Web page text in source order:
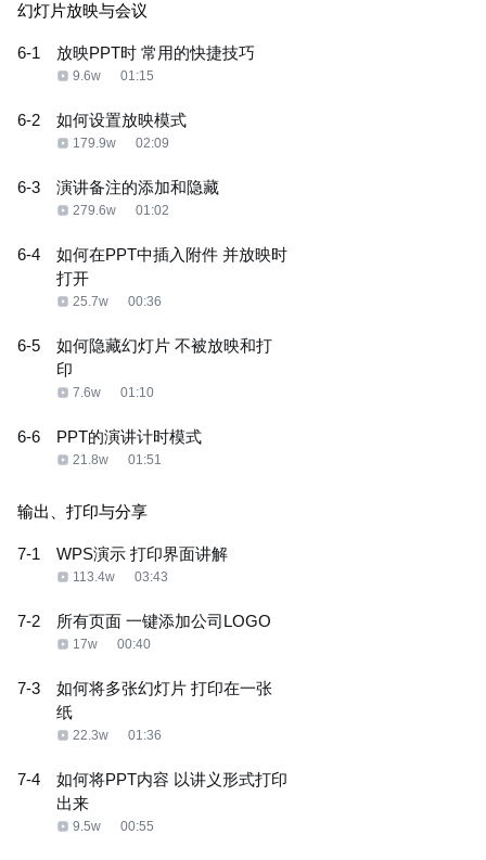
幻灯片放映与会议
6-1 放映PPT时 常用的快捷技巧
9.6w 01:15
6-2 如何设置放映模式
179.9w 02:09
6-3 演讲备注的添加和隐藏
279.6w 01:02
6-4
如何在PPT中插入附件 并放映时
打开
25.7w 00:36
6-5
如何隐藏幻灯片 不被放映和打
印
7.6w 01:10
6-6 PPT的演讲计时模式
21.8w 01:51
输出、打印与分享
7-1 WPS演示 打印界面讲解
113.4w 03:43
7-2 所有页面 一键添加公司LOGO
17w 00:40
7-3
如何将多张幻灯片 打印在一张
纸
22.3w 01:36
7-4
如何将PPT内容 以讲义形式打印
出来
9.5w 00:55